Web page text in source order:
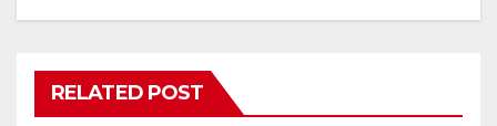
RELATED POST